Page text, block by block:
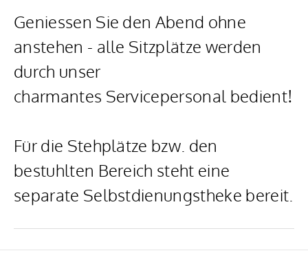
Geniessen Sie den Abend ohne
anstehen - alle Sitzplätze werden
durch unser
charmantes Servicepersonal bedient!
​Für die Stehplätze bzw. den
bestuhlten Bereich steht eine
separate Selbstdienungstheke bereit.